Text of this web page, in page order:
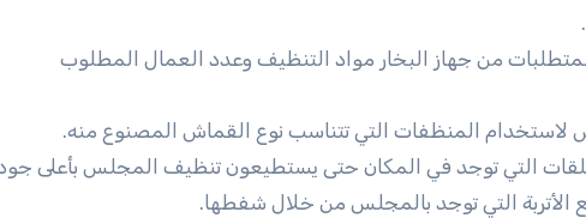
من جهاز البخار مواد التنظيف وعدد العمال المطلوب
المنظفات التي تتناسب نوع القماش المصنوع منه.
التي توجد في المكان حتى يستطيعون تنظيف المجلس بأعلى
الأتربة التي توجد بالمجلس من خلال شفطها.